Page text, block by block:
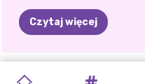
Czytaj więcej
STYL
PRZEBIERANKA
PATCHWORKOWE